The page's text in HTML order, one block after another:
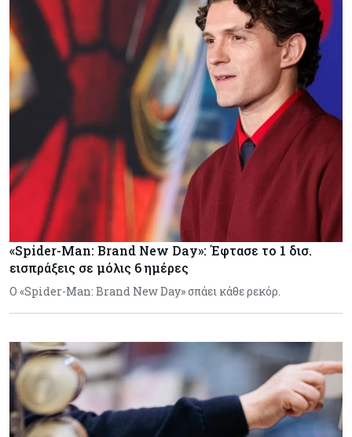
«Spider-Man: Brand New Day»: Έφτασε το 1 δισ.
εισπράξεις σε μόλις 6 ημέρες
Ο «Spider-Man: Brand New Day» σπάει κάθε ρεκόρ.